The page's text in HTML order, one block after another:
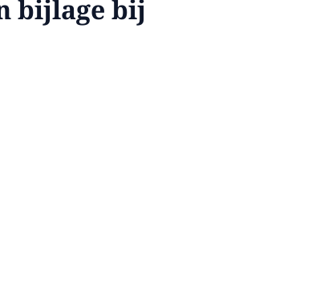
bijlage bij